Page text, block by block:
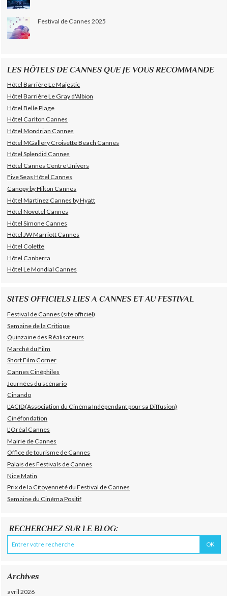
Festival de Cannes 2025
LES HÔTELS DE CANNES QUE JE VOUS RECOMMANDE
Hôtel Barrière Le Majestic
Hôtel Barrière Le Gray d'Albion
Hôtel Belle Plage
Hôtel Carlton Cannes
Hôtel Mondrian Cannes
Hôtel MGallery Croisette Beach Cannes
Hôtel Splendid Cannes
Hôtel Cannes Centre Univers
Five Seas Hôtel Cannes
Canopy by Hilton Cannes
Hôtel Martinez Cannes by Hyatt
Hôtel Novotel Cannes
Hôtel Simone Cannes
Hôtel JW Marriott Cannes
Hôtel Colette
Hôtel Canberra
Hôtel Le Mondial Cannes
SITES OFFICIELS LIES A CANNES ET AU FESTIVAL
Festival de Cannes (site officiel)
Semaine de la Critique
Quinzaine des Réalisateurs
Marché du Film
Short Film Corner
Cannes Cinéphiles
Journées du scénario
Cinando
L'ACID(Association du Cinéma Indépendant pour sa Diffusion)
Cinéfondation
L'Oréal Cannes
Mairie de Cannes
Office de tourisme de Cannes
Palais des Festivals de Cannes
Nice Matin
Prix de la Citoyenneté du Festival de Cannes
Semaine du Cinéma Positif
RECHERCHEZ SUR LE BLOG:
Archives
avril 2026